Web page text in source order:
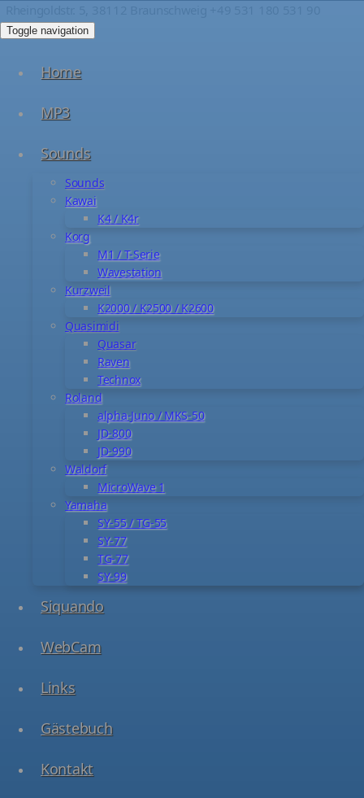
Toggle navigation
Home
MP3
Sounds
Sounds
Kawai
K4 / K4r
Korg
M1 / T-Serie
Wavestation
Kurzweil
K2000 / K2500 / K2600
Quasimidi
Quasar
Raven
Technox
Roland
alpha-Juno / MKS-50
JD-800
JD-990
Waldorf
MicroWave 1
Yamaha
SY-55 / TG-55
SY-77
TG-77
SY-99
Siquando
WebCam
Links
Gästebuch
Kontakt